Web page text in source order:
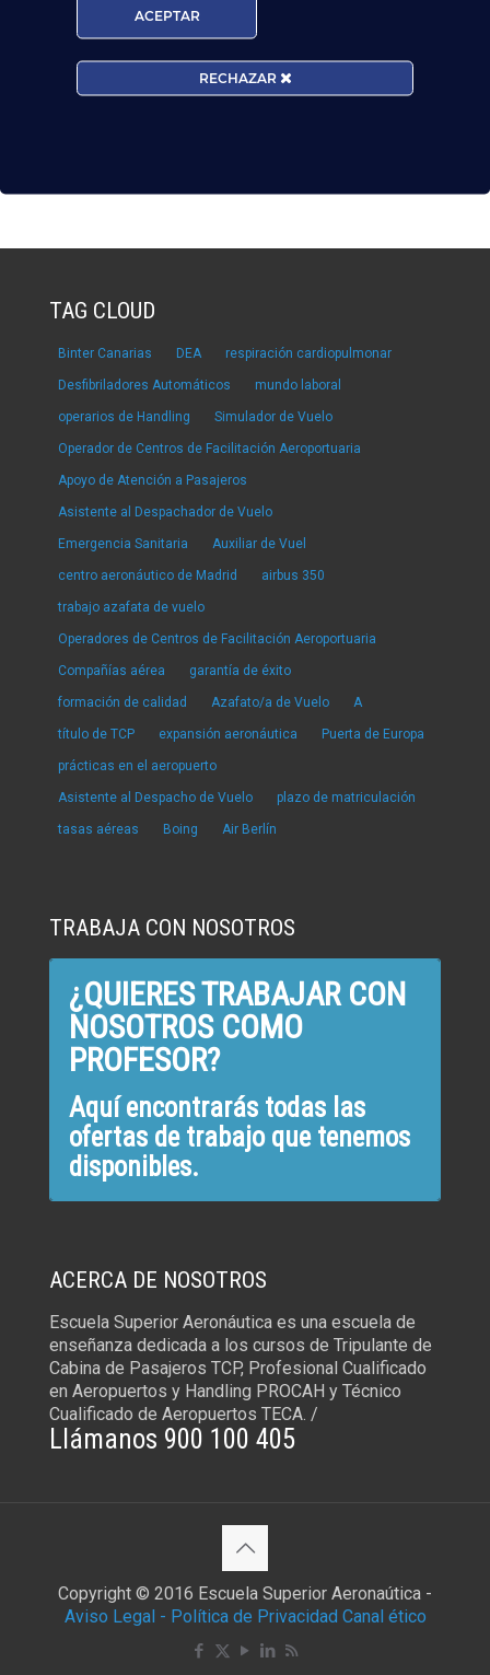
TAG CLOUD
Binter Canarias DEA respiración cardiopulmonar
Desfibriladores Automáticos mundo laboral
operarios de Handling Simulador de Vuelo
Operador de Centros de Facilitación Aeroportuaria
Apoyo de Atención a Pasajeros
Asistente al Despachador de Vuelo
Emergencia Sanitaria Auxiliar de Vuel
centro aeronáutico de Madrid airbus 350
trabajo azafata de vuelo
Operadores de Centros de Facilitación Aeroportuaria
Compañías aérea garantía de éxito
formación de calidad Azafato/a de Vuelo A
título de TCP expansión aeronáutica Puerta de Europa
prácticas en el aeropuerto
Asistente al Despacho de Vuelo plazo de matriculación
tasas aéreas Boing Air Berlín
TRABAJA CON NOSOTROS
¿QUIERES TRABAJAR CON
NOSOTROS COMO
PROFESOR?
Aquí encontrarás todas las
ofertas de trabajo que tenemos
disponibles.
ACERCA DE NOSOTROS
Escuela Superior Aeronáutica es una escuela de
enseñanza dedicada a los cursos de Tripulante de
Cabina de Pasajeros TCP, Profesional Cualificado
en Aeropuertos y Handling PROCAH y Técnico
Cualificado de Aeropuertos TECA. /
Llámanos 900 100 405
Copyright © 2016 Escuela Superior Aeronaútica -
Aviso Legal - Política de Privacidad Canal ético
ACEPTAR
RECHAZAR